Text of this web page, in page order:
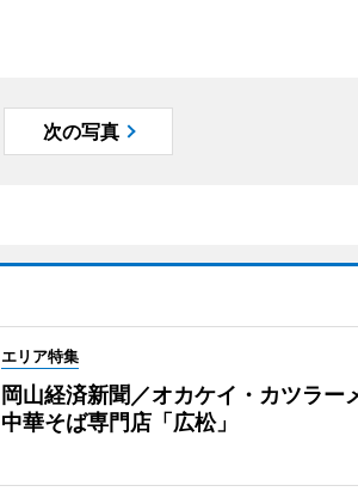
次の写真
エリア特集
岡山経済新聞／オカケイ・カツラ
中華そば専門店「広松」